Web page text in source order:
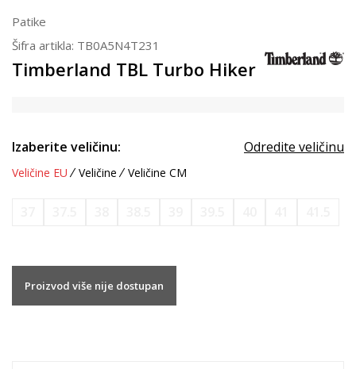
Patike
Šifra artikla: TB0A5N4T231
Timberland TBL Turbo Hiker
Izaberite veličinu: Odredite veličinu
Veličine EU Veličine Veličine CM
Proizvod više nije dostupan